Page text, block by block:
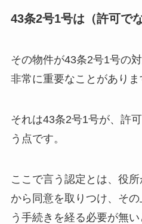
43条2号1号は（許可で
その物件が43条2号1号の
非常に重要なことがありま
それは43条2号1号が、許
う点です。
ここで言う認定とは、役
から同意を取りつけ、そ
う手続きを経る必要が無い